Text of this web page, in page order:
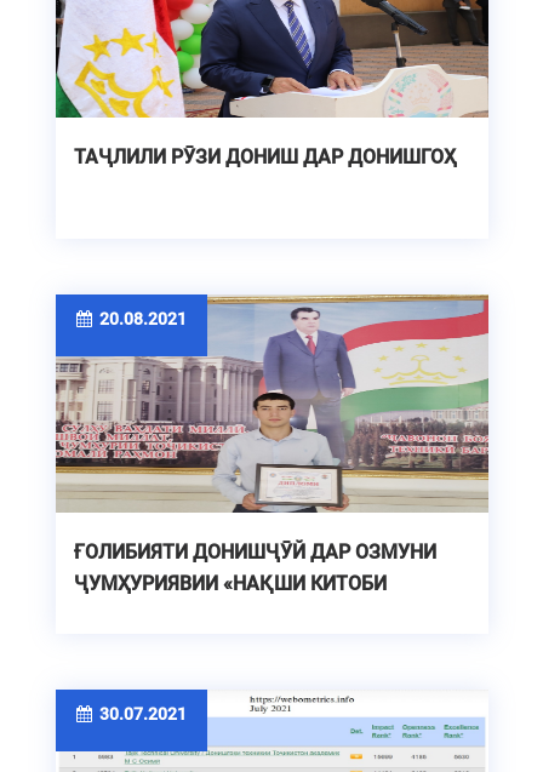
ТАҶЛИЛИ РӮЗИ ДОНИШ ДАР ДОНИШГОҲ
20.08.2021
ҒОЛИБИЯТИ ДОНИШҶӮЙ ДАР ОЗМУНИ
ҶУМҲУРИЯВИИ «НАҚШИ КИТОБИ
30.07.2021